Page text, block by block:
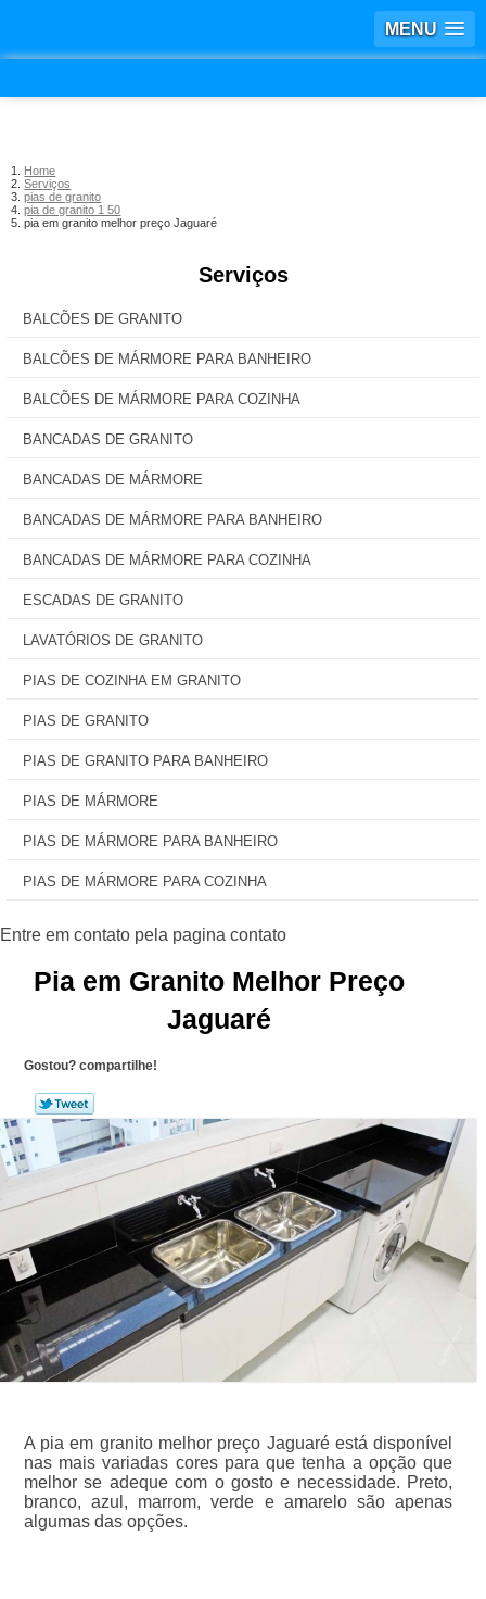
MENU
Home
Serviços
pias de granito
pia de granito 1 50
pia em granito melhor preço Jaguaré
Serviços
BALCÕES DE GRANITO
BALCÕES DE MÁRMORE PARA BANHEIRO
BALCÕES DE MÁRMORE PARA COZINHA
BANCADAS DE GRANITO
BANCADAS DE MÁRMORE
BANCADAS DE MÁRMORE PARA BANHEIRO
BANCADAS DE MÁRMORE PARA COZINHA
ESCADAS DE GRANITO
LAVATÓRIOS DE GRANITO
PIAS DE COZINHA EM GRANITO
PIAS DE GRANITO
PIAS DE GRANITO PARA BANHEIRO
PIAS DE MÁRMORE
PIAS DE MÁRMORE PARA BANHEIRO
PIAS DE MÁRMORE PARA COZINHA
Pia em Granito Melhor Preço
Jaguaré
Gostou? compartilhe!
A pia em granito melhor preço Jaguaré está disponível
nas mais variadas cores para que tenha a opção que
melhor se adeque com o gosto e necessidade. Preto,
branco, azul, marrom, verde e amarelo são apenas
algumas das opções.